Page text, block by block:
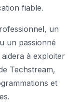
fiable.
un
un passionné
à exploiter
Techstream,
et